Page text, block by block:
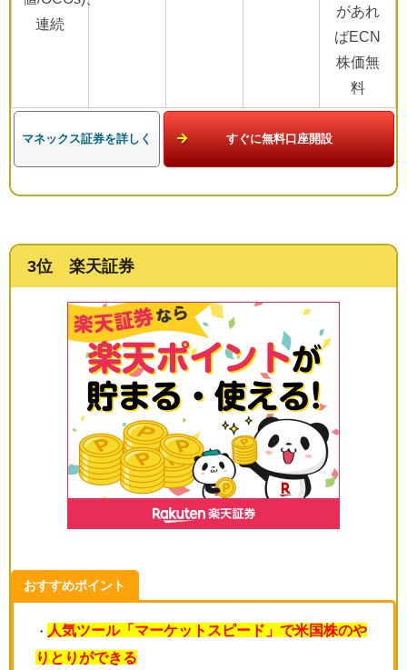
連続
があれ
ばECN
株価無
料
マネックス証券を詳しく すぐに無料口座開設
3位 楽天証券
おすすめポイント
・
人気ツール「マーケットスピード」で米国株のや
りとりができる